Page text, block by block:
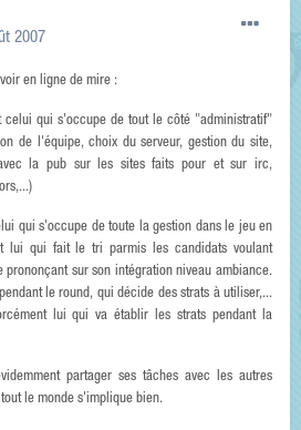
2007
en ligne de mire :
qui s'occupe de tout le côté "administratif"
de l'équipe, choix du serveur, gestion du site,
la pub sur les sites faits pour et sur irc,
qui s'occupe de toute la gestion dans le jeu en
lui qui fait le tri parmis les candidats voulant
sur son intégration niveau ambiance.
le round, qui décide des strats à utiliser,...
lui qui va établir les strats pendant la
partager ses tâches avec les autres
le monde s'implique bien.